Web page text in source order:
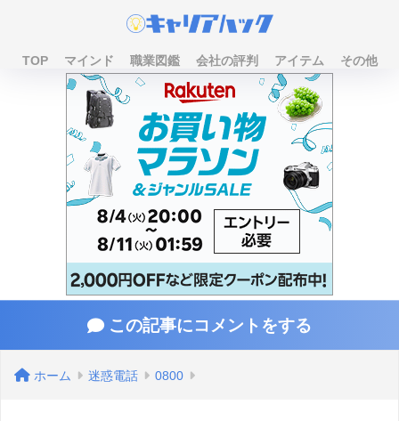
TOP マインド 職業図鑑 会社の評判 アイテム その他
この記事にコメントをする
ホーム 迷惑電話 0800